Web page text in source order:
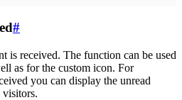
#
is received. The function can be used
as for the custom icon. For
you can display the unread
visitors.